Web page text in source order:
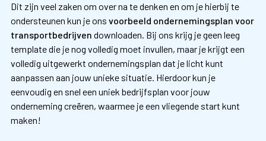
Dit zijn veel zaken om over na te denken en om je hierbij te
ondersteunen kun je ons voorbeeld ondernemingsplan voor
transportbedrijven downloaden. Bij ons krijg je geen leeg
template die je nog volledig moet invullen, maar je krijgt een
volledig uitgewerkt ondernemingsplan dat je licht kunt
aanpassen aan jouw unieke situatie. Hierdoor kun je
eenvoudig en snel een uniek bedrijfsplan voor jouw
onderneming creëren, waarmee je een vliegende start kunt
maken!